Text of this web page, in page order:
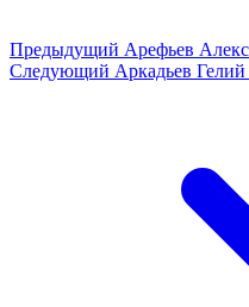
Предыдущий Арефьев
Следующий Аркадьев